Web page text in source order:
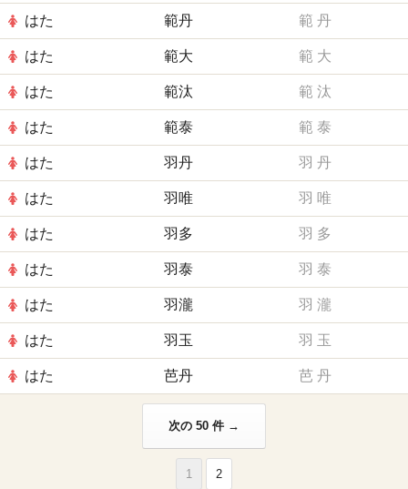
はた 範丹 範 丹
はた 範大 範 大
はた 範汰 範 汰
はた 範泰 範 泰
はた 羽丹 羽 丹
はた 羽唯 羽 唯
はた 羽多 羽 多
はた 羽泰 羽 泰
はた 羽瀧 羽 瀧
はた 羽玉 羽 玉
はた 芭丹 芭 丹
次の 50 件 →
1 2